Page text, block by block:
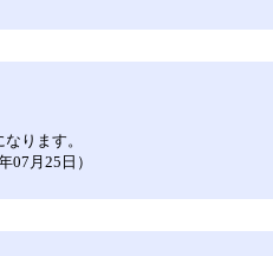
ります。
07月25日）